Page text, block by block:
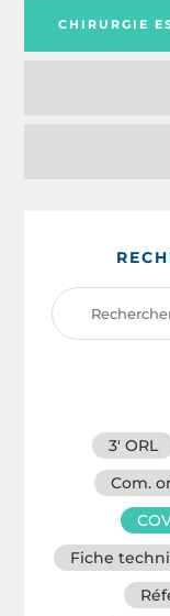
CHIRURGIE
3′ ORL
Com.
Fiche